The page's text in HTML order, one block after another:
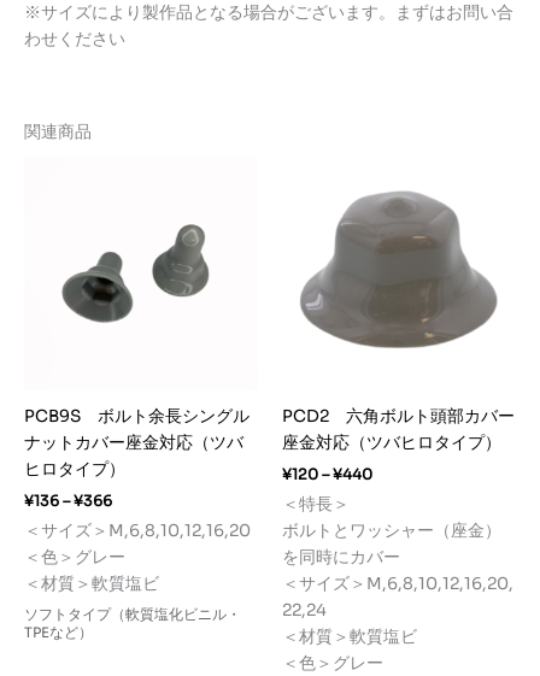
※サイズにより製作品となる場合がございます。まずはお問い合
わせください
関連商品
PCB9S ボルト余長シングル
ナットカバー座金対応（ツバ
ヒロタイプ）
¥136–¥366価
帯:
¥136
–
¥366
＜サイズ＞M,6,8,10,12,16,20
＜色＞グレー
＜材質＞軟質塩ビ
ソフトタイプ（軟質塩化ビニル・
TPEなど）
PCD2 六角ボルト頭部カバー
座金対応（ツバヒロタイプ）
¥120–¥440価
¥120
–
＜特長＞
ボルトとワッシャー（座金）
を同時にカバー
＜サイズ＞M,6,8,10,12,16,20,
22,24
＜材質＞軟質塩ビ
＜色＞グレー